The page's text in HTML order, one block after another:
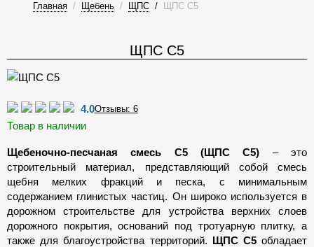
Главная / Щебень / ЩПС / ЩПС С5
ЩПС С5
4.0Отзывы: 6
Товар в наличии
Щебеночно-песчаная смесь С5 (ЩПС С5) – это
строительный материал, представляющий собой смесь
щебня мелких фракций и песка, с минимальным
содержанием глинистых частиц. Он широко используется в
дорожном строительстве для устройства верхних слоев
дорожного покрытия, оснований под тротуарную плитку, а
также для благоустройства территорий. ЩПС С5обладает